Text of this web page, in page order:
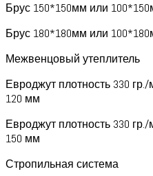
Брус 150*150мм или
Брус 180*180мм или
Межвенцовый утеплитель
Евроджут плотность 330
120 мм
Евроджут плотность 330
150 мм
Стропильная система